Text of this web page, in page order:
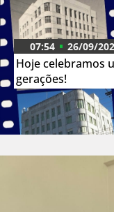
Hoje celebramos
gerações!
07:54 26/09/